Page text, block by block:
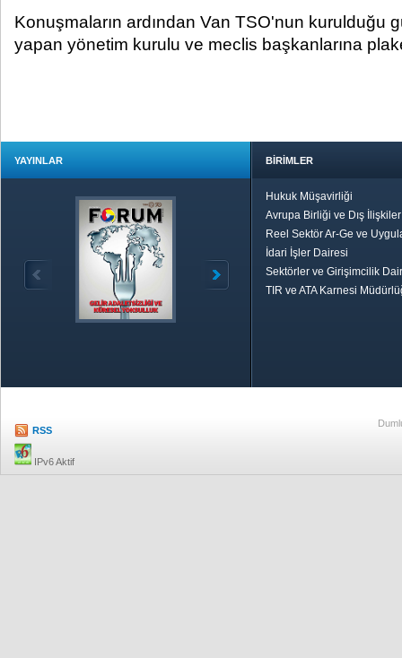
Konuşmaların ardından Van TSO'nun kurulduğu
yapan yönetim kurulu ve meclis başkanlarına
YAYINLAR BİRİMLER
Hukuk Müşavirliği
Avrupa Birliği ve Dış
Reel Sektör Ar-Ge ve
İdari İşler Dairesi
Sektörler ve Girişimcilik
TIR ve ATA Karnesi
RSS
IPv6 Aktif